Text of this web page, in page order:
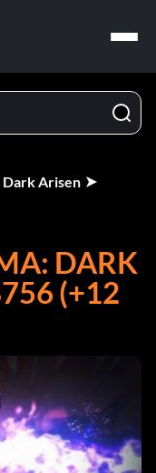
Dark Arisen
DARK
(+12